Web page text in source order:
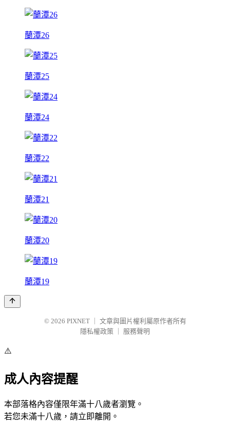
蘭潭26
蘭潭25
蘭潭24
蘭潭22
蘭潭21
蘭潭20
蘭潭19
© 2026 PIXNET
文章與圖片權利屬原作者所有
隱私權政策
服務聲明
⚠️
成人內容提醒
本部落格內容僅限年滿十八歲者瀏覽。
若您未滿十八歲，請立即離開。